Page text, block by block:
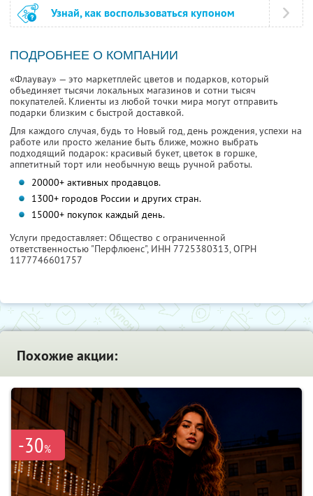
Узнай, как воспользоваться купоном
ПОДРОБНЕЕ О КОМПАНИИ
«Флаувау» — это маркетплейс цветов и подарков, который
объединяет тысячи локальных магазинов и сотни тысяч
покупателей. Клиенты из любой точки мира могут отправить
подарки близким с быстрой доставкой.
Для каждого случая, будь то Новый год, день рождения, успехи на
работе или просто желание быть ближе, можно выбрать
подходящий подарок: красивый букет, цветок в горшке,
аппетитный торт или необычную вещь ручной работы.
20000+ активных продавцов.
1300+ городов России и других стран.
15000+ покупок каждый день.
Услуги предоставляет: Общество с ограниченной
ответственностью "Перфлюенс", ИНН 7725380313, ОГРН
1177746601757
Похожие акции:
-30%